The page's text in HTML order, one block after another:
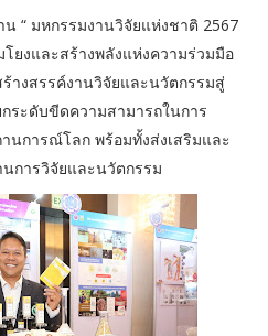
“ มหกรรมงานวิจัยแห่งชาติ 2567
โยงและสร้างพลังแห่งความร่วมมือ
างสรรค์งานวิจัยและนวัตกรรมสู่
ระดับขีดความสามารถในการ
นการณ์โลก พร้อมทั้งส่งเสริมและ
การวิจัยและนวัตกรรม